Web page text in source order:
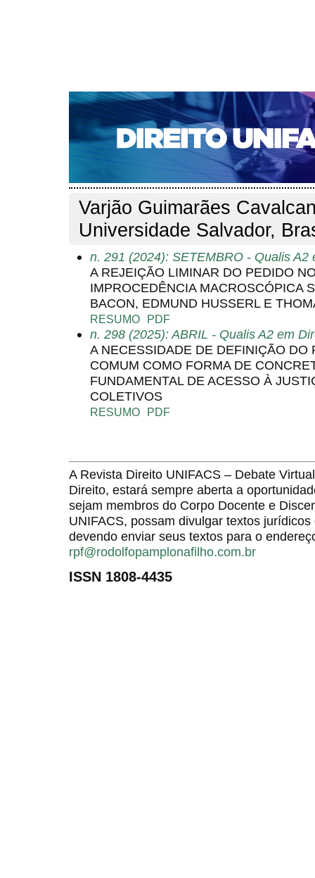
CAPA SOBRE ACESSO CADASTRO
NOTÍCIAS
EDIÇÕES DE Nº 1 A 100 WEBMAIL
Capa>Pesquisa> Perfil do autor
Perfil do autor
Varjão Guimarães
Universidade Salvador,
n. 291 (2024): SETEMBRO - Qualis A2
A REJEIÇÃO LIMINAR DO PEDIDO
IMPROCEDÊNCIA MACROSCÓPICA
BACON, EDMUND HUSSERL E
RESUMO PDF
n. 298 (2025): ABRIL - Qualis A2 em
A NECESSIDADE DE DEFINIÇÃO DO
COMUM COMO FORMA DE
FUNDAMENTAL DE ACESSO À
COLETIVOS
RESUMO PDF
A Revista Direito UNIFACS – Debate
Direito, estará sempre aberta a
sejam membros do Corpo Docente e
UNIFACS, possam divulgar textos
devendo enviar seus textos para o
rpf@rodolfopamplonafilho.com.br
ISSN 1808-4435